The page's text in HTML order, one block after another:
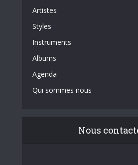
Artistes
Styles
Instruments
Albums
Agenda
Qui sommes nous
Nous